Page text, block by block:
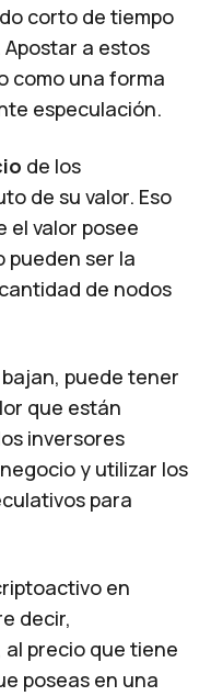
corto de tiempo
a estos
como una forma
especulación.
de los
de su valor. Eso
el valor posee
pueden ser la
de nodos
puede tener
que están
inversores
y utilizar los
para
en
decir,
precio que tiene
poseas en una